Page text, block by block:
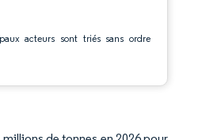
acteurs sont triés sans ordre